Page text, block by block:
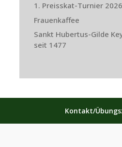
1. Preisskat-Turnier 2026
Frauenkaffee
Sankt Hubertus-Gilde
seit 1477
Kontakt/